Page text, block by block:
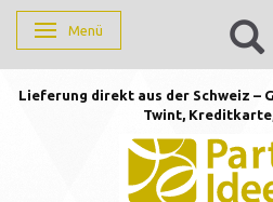
Anzeige ändern
Menü
Lieferung direkt aus der Schweiz –
Twint,